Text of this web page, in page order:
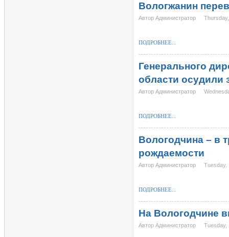
Вологжанин
Автор Администратор
ПОДРОБНЕЕ...
Генерального
области осудили
Автор Администратор
ПОДРОБНЕЕ...
Вологодчина – в
рождаемости
Автор Администратор Tuesday,
ПОДРОБНЕЕ...
На Вологодчине
Автор Администратор Tuesday,